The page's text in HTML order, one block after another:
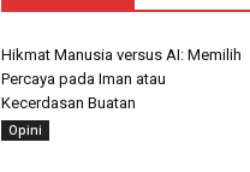
Hikmat Manusia versus AI: Memilih
Percaya pada Iman atau
Kecerdasan Buatan
Opini